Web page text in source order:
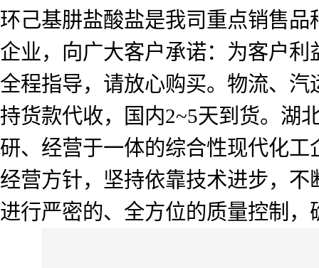
环己基肼盐酸盐是我司重点销售
企业，向广大客户承诺：为客户
全程指导，请放心购买。物流、
持货款代收，国内2~5天到货。湖
研、经营于一体的综合性现代化
经营方针，坚持依靠技术进步，
进行严密的、全方位的质量控制